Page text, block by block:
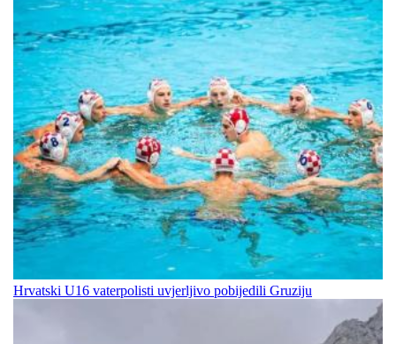
Hrvatski U16 vaterpolisti uvjerljivo pobijedili Gruziju